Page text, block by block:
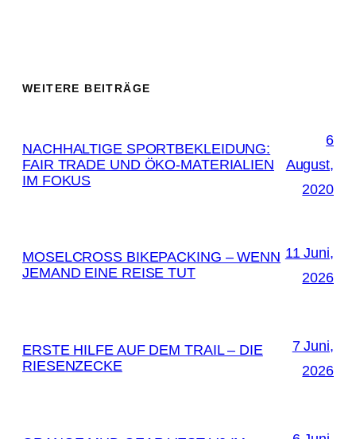
WEITERE BEITRÄGE
NACHHALTIGE SPORTBEKLEIDUNG:
FAIR TRADE UND ÖKO-MATERIALIEN
IM FOKUS
6
August,
2020
MOSELCROSS BIKEPACKING – WENN
JEMAND EINE REISE TUT
11 Juni,
2026
ERSTE HILFE AUF DEM TRAIL – DIE
RIESENZECKE
7 Juni,
2026